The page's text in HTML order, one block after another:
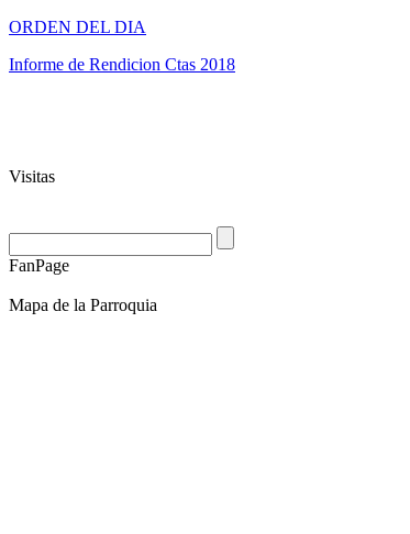
ORDEN DEL DIA
Informe de Rendicion Ctas 2018
Visitas
FanPage
Mapa de la Parroquia